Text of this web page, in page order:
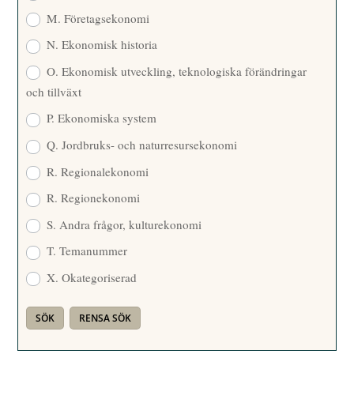
M. Företagsekonomi
N. Ekonomisk historia
O. Ekonomisk utveckling, teknologiska förändringar
och tillväxt
P. Ekonomiska system
Q. Jordbruks- och naturresursekonomi
R. Regionalekonomi
R. Regionekonomi
S. Andra frågor, kulturekonomi
T. Temanummer
X. Okategoriserad